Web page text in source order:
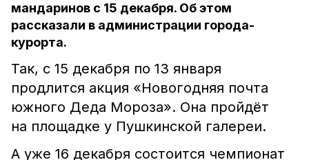
мандаринов с 15 декабря. Об этом
рассказали в администрации города-
курорта.
Так, с 15 декабря по 13 января
продлится акция «Новогодняя почта
южного Деда Мороза». Она пройдёт
на площадке у Пушкинской галереи.
А уже 16 декабря состоится чемпионат